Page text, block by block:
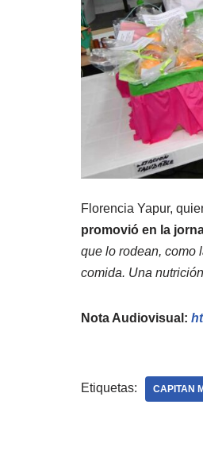
Florencia Yapur,
promovió en la
que lo rodean, como
comida. Una
Nota Audiovisual:
Etiquetas: CAPITAN